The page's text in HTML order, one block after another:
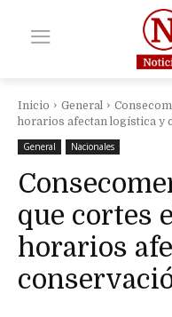
Inicio General
horarios afectan logística y
General
Nacionales
que cortes
horarios